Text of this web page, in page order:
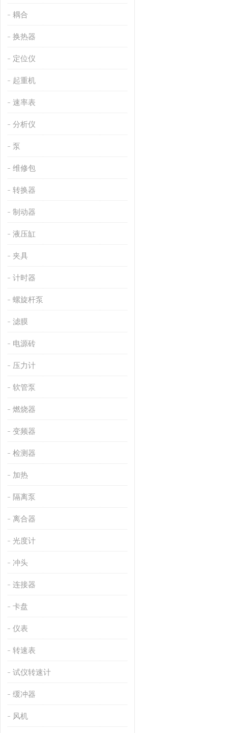
耦合
换热器
定位仪
起重机
速率表
分析仪
泵
维修包
转换器
制动器
液压缸
夹具
计时器
螺旋杆泵
滤膜
电源砖
压力计
软管泵
燃烧器
变频器
检测器
加热
隔离泵
离合器
光度计
冲头
连接器
卡盘
仪表
转速表
试仪转速计
缓冲器
风机